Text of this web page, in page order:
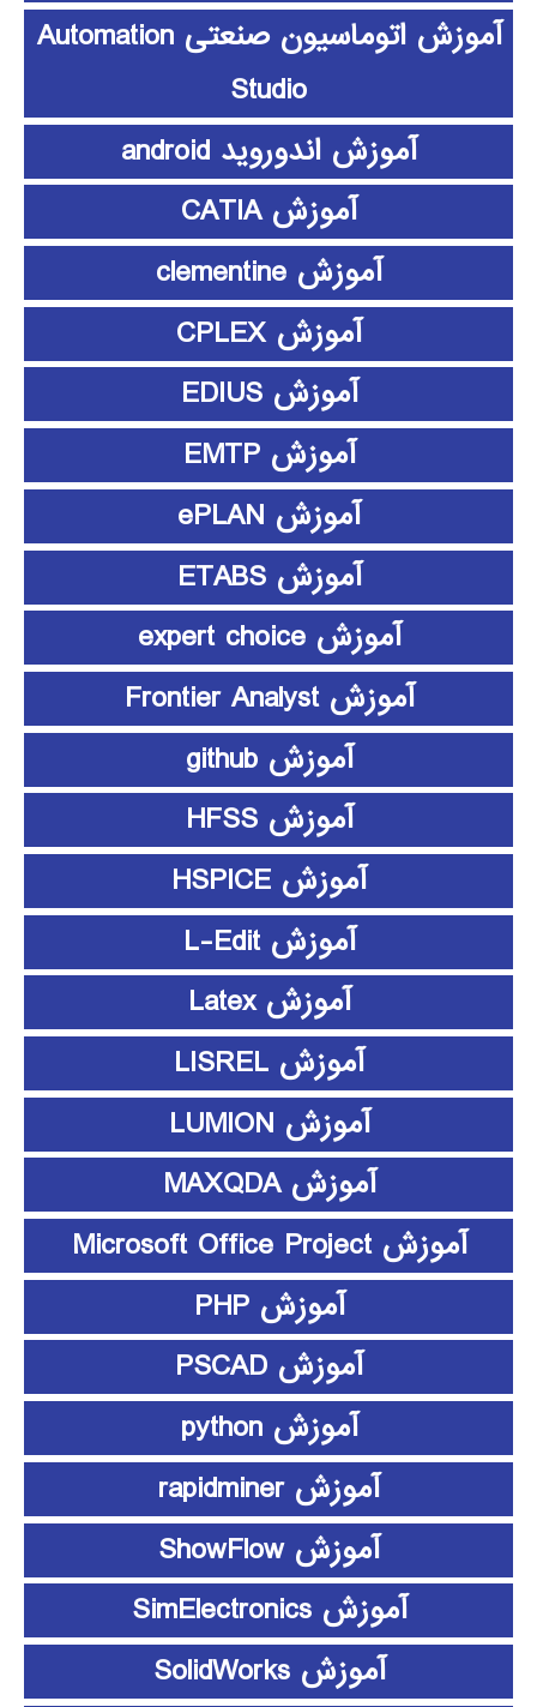
آموزش اتوماسیون صنعتی Automation
Studio
آموزش اندوروید android
آموزش CATIA
آموزش clementine
آموزش CPLEX
آموزش EDIUS
آموزش EMTP
آموزش ePLAN
آموزش ETABS
آموزش expert choice
آموزش Frontier Analyst
آموزش github
آموزش HFSS
آموزش HSPICE
آموزش L-Edit
آموزش Latex
آموزش LISREL
آموزش LUMION
آموزش MAXQDA
آموزش Microsoft Office Project
آموزش PHP
آموزش PSCAD
آموزش python
آموزش rapidminer
آموزش ShowFlow
آموزش SimElectronics
آموزش SolidWorks